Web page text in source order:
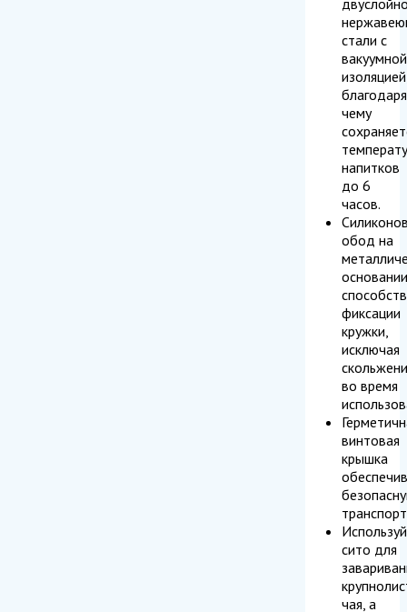
стали с
вакуумной
благодаря
чему
напитков
до 6
часов.
обод на
основании
фиксации
кружки,
исключая
во время
винтовая
крышка
сито для
чая, а